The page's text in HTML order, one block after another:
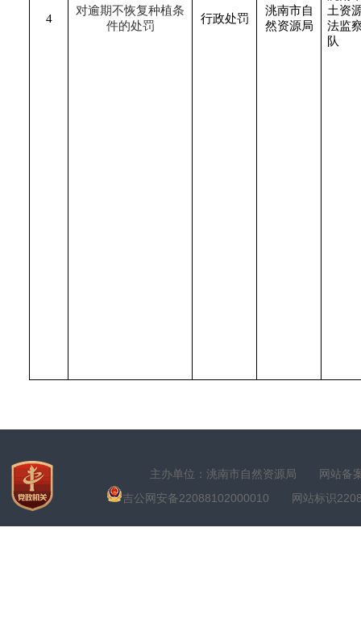
4
对逾期不恢复种植条
件的处罚
行政处罚
洮南市自
然资源局
土资
法监
队
主办单位：洮南市自然资源局
网站备
吉公网安备22088102000010 网站标识